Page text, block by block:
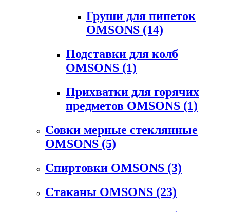
Груши для пипеток
OMSONS (14)
Подставки для колб
OMSONS (1)
Прихватки для горячих
предметов OMSONS (1)
Совки мерные стеклянные
OMSONS (5)
Спиртовки OMSONS (3)
Стаканы OMSONS (23)